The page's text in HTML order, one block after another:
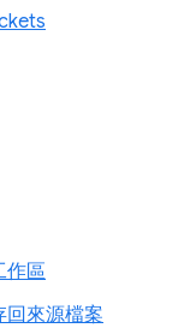
作區
回來源檔案